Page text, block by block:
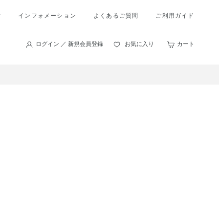
インフォメーション よくあるご質問 ご利用ガイド
ログイン ／ 新規会員登録 お気に入り カート